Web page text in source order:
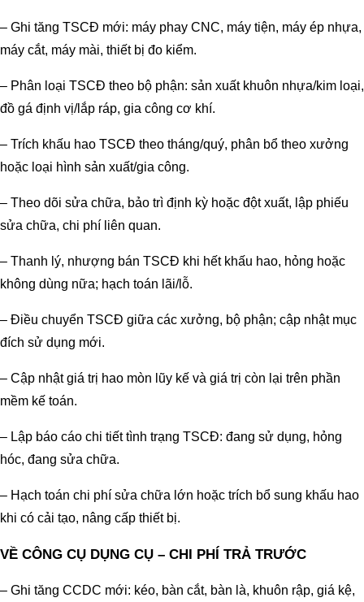
– Ghi tăng TSCĐ mới: máy phay CNC, máy tiện, máy ép nhựa,
máy cắt, máy mài, thiết bị đo kiểm.
– Phân loại TSCĐ theo bộ phận: sản xuất khuôn nhựa/kim loại,
đồ gá định vị/lắp ráp, gia công cơ khí.
– Trích khấu hao TSCĐ theo tháng/quý, phân bổ theo xưởng
hoặc loại hình sản xuất/gia công.
– Theo dõi sửa chữa, bảo trì định kỳ hoặc đột xuất, lập phiếu
sửa chữa, chi phí liên quan.
– Thanh lý, nhượng bán TSCĐ khi hết khấu hao, hỏng hoặc
không dùng nữa; hạch toán lãi/lỗ.
– Điều chuyển TSCĐ giữa các xưởng, bộ phận; cập nhật mục
đích sử dụng mới.
– Cập nhật giá trị hao mòn lũy kế và giá trị còn lại trên phần
mềm kế toán.
– Lập báo cáo chi tiết tình trạng TSCĐ: đang sử dụng, hỏng
hóc, đang sửa chữa.
– Hạch toán chi phí sửa chữa lớn hoặc trích bổ sung khấu hao
khi có cải tạo, nâng cấp thiết bị.
VỀ CÔNG CỤ DỤNG CỤ – CHI PHÍ TRẢ TRƯỚC
– Ghi tăng CCDC mới: kéo, bàn cắt, bàn là, khuôn rập, giá kệ,